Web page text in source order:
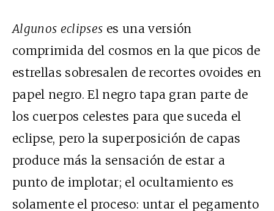
Algunos eclipses es una versión
comprimida del cosmos en la que picos de
estrellas sobresalen de recortes ovoides en
papel negro. El negro tapa gran parte de
los cuerpos celestes para que suceda el
eclipse, pero la superposición de capas
produce más la sensación de estar a
punto de implotar; el ocultamiento es
solamente el proceso: untar el pegamento